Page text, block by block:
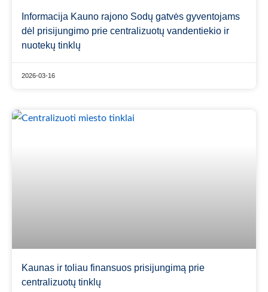
Informacija Kauno rajono Sodų gatvės gyventojams
dėl prisijungimo prie centralizuotų vandentiekio ir
nuotekų tinklų
2026-03-16
Kaunas ir toliau finansuos prisijungimą prie
centralizuotų tinklų